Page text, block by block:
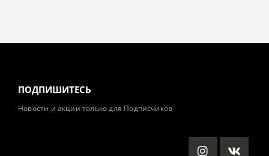
ПОДПИШИТЕСЬ
Новости и акции только для Подписчиков